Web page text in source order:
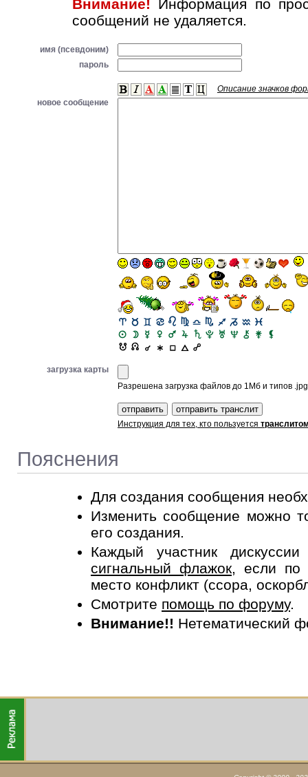
Внимание! Информация по
сообщений не удаляется.
имя (псевдоним)
пароль
Описание значков
новое сообщение
загрузка карты
Разрешена загрузка файлов до 1Мб и типов
Инструкция для тех, кто пользуется
Пояснения
Для создания сообщения
Изменить сообщение можно
его создания.
Каждый участник
сигнальный флажок, если по
место конфликт (ссора,
Смотрите помощь по форуму.
Внимание!! Нетематический